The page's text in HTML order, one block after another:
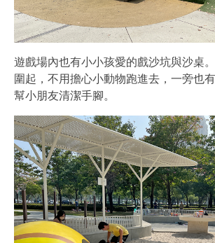
遊戲場內也有小小孩愛的戲沙坑與沙桌
圍起，不用擔心小動物跑進去，一旁也
幫小朋友清潔手腳。